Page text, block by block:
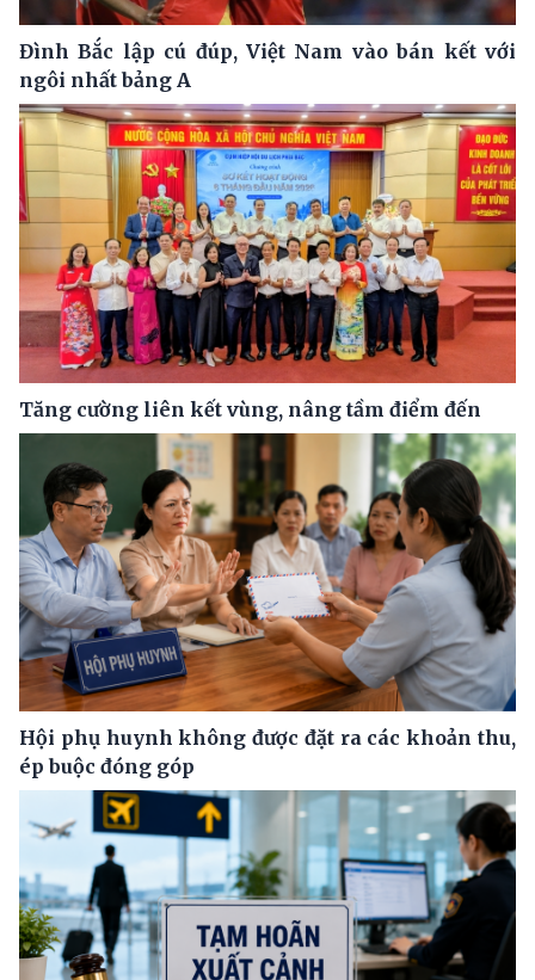
Đình Bắc lập cú đúp, Việt Nam vào bán kết với
ngôi nhất bảng A
Tăng cường liên kết vùng, nâng tầm điểm đến
Hội phụ huynh không được đặt ra các khoản thu,
ép buộc đóng góp